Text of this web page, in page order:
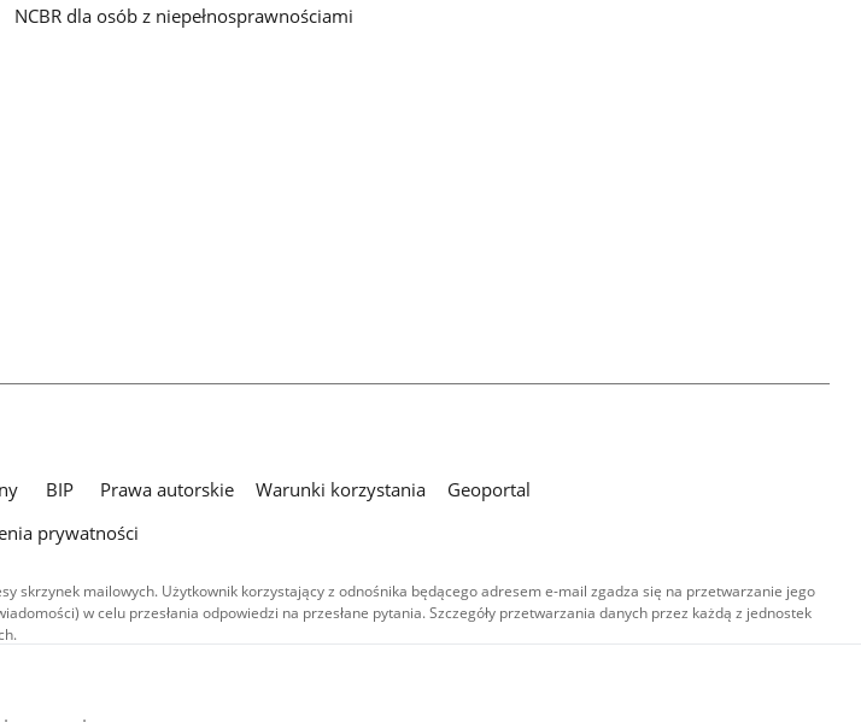
NCBR dla osób z niepełnosprawnościami
BIP Prawa autorskie Warunki korzystania
Geoportal
prywatności
skrzynek mailowych. Użytkownik korzystający z odnośnika będącego adresem e-mail zgadza się na przetwarzanie jego
w celu przesłania odpowiedzi na przesłane pytania. Szczegóły przetwarzania danych przez każdą z jednostek
treści audiowizualnych), są
uznanie autorstwa - na tych samych
w tym zdjęcia, materiały audio i wideo,